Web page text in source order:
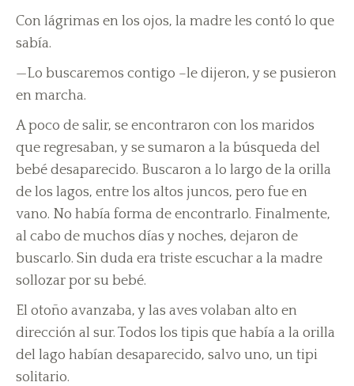
Con lágrimas en los ojos, la madre les contó lo que
sabía.
—Lo buscaremos contigo –le dijeron, y se pusieron
en marcha.
A poco de salir, se encontraron con los maridos
que regresaban, y se sumaron a la búsqueda del
bebé desaparecido. Buscaron a lo largo de la orilla
de los lagos, entre los altos juncos, pero fue en
vano. No había forma de encontrarlo. Finalmente,
al cabo de muchos días y noches, dejaron de
buscarlo. Sin duda era triste escuchar a la madre
sollozar por su bebé.
El otoño avanzaba, y las aves volaban alto en
dirección al sur. Todos los tipis que había a la orilla
del lago habían desaparecido, salvo uno, un tipi
solitario.